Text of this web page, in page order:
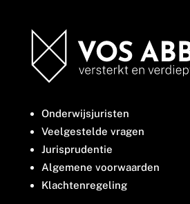
Onderwijsjuristen
Veelgestelde vragen
Jurisprudentie
Algemene voorwaarden
Klachtenregeling